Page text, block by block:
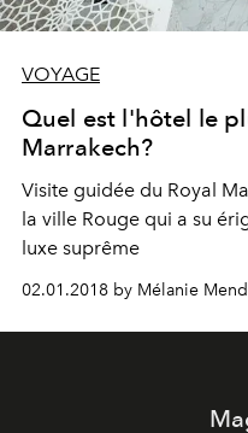
VOYAGE
Quel est l'hôtel le
Marrakech?
Visite guidée du Royal
la ville Rouge qui a su
luxe suprême
02.01.2018 by Mélanie